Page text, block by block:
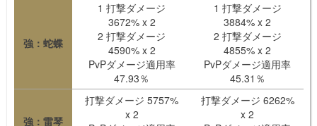
強：蛇蝶
1 打撃ダメージ
3672% x 2
2 打撃ダメージ
4590% x 2
PvPダメージ適用率
47.93％
1 打撃ダメージ
3884% x 2
2 打撃ダメージ
4855% x 2
PvPダメージ適用率
45.31％
強：雷琴
打撃ダメージ 5757%
x 2
打撃ダメージ 6262%
x 2